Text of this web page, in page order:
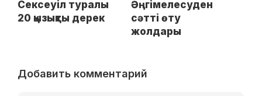
Сексеуіл туралы
20 қызықты дерек
Әңгімелесуден
сәтті өту
жолдары
Добавить комментарий